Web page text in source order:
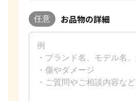
任意 お品物の詳細